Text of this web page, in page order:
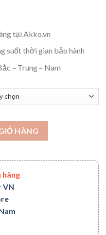
tại Akko.vn
suốt thời gian bảo hành
– Trung – Nam
- Tokyo Akko Switch số
HÀNG
hãng
VN